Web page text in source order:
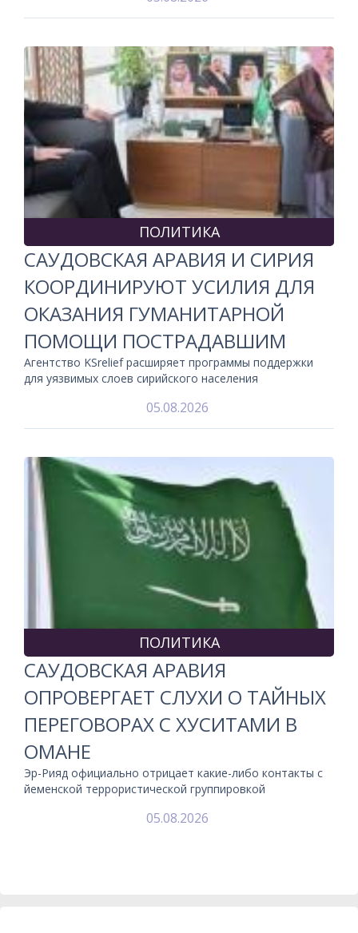
ПОЛИТИКА
САУДОВСКАЯ АРАВИЯ И СИРИЯ
КООРДИНИРУЮТ УСИЛИЯ ДЛЯ
ОКАЗАНИЯ ГУМАНИТАРНОЙ
ПОМОЩИ ПОСТРАДАВШИМ
Агентство KSrelief расширяет программы поддержки
для уязвимых слоев сирийского населения
05.08.2026
ПОЛИТИКА
САУДОВСКАЯ АРАВИЯ
ОПРОВЕРГАЕТ СЛУХИ О ТАЙНЫХ
ПЕРЕГОВОРАХ С ХУСИТАМИ В
ОМАНЕ
Эр-Рияд официально отрицает какие-либо контакты с
йеменской террористической группировкой
05.08.2026